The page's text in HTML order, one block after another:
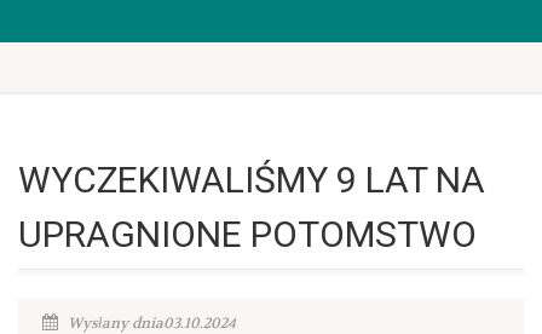
WYCZEKIWALIŚMY 9 LAT NA
UPRAGNIONE POTOMSTWO
Wysłany dnia03.10.2024